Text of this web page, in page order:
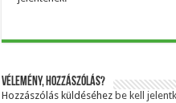
Vélemény, hozzászólás?
Hozzászólás küldéséhez be kell